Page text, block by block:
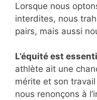
Lorsque nous
interdites, nous
pairs, mais aussi
L’équité est
athlète ait une
mérite et son
nous renonçons à